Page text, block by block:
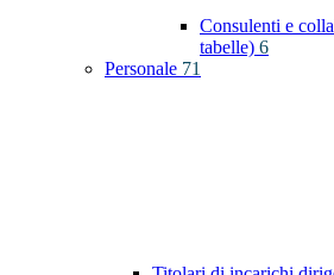
Consulenti e
tabelle) 6
Personale 71